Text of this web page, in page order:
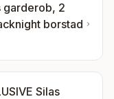
garderob, 2
borstad
Silas